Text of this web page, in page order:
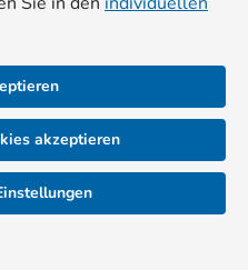
akzeptieren